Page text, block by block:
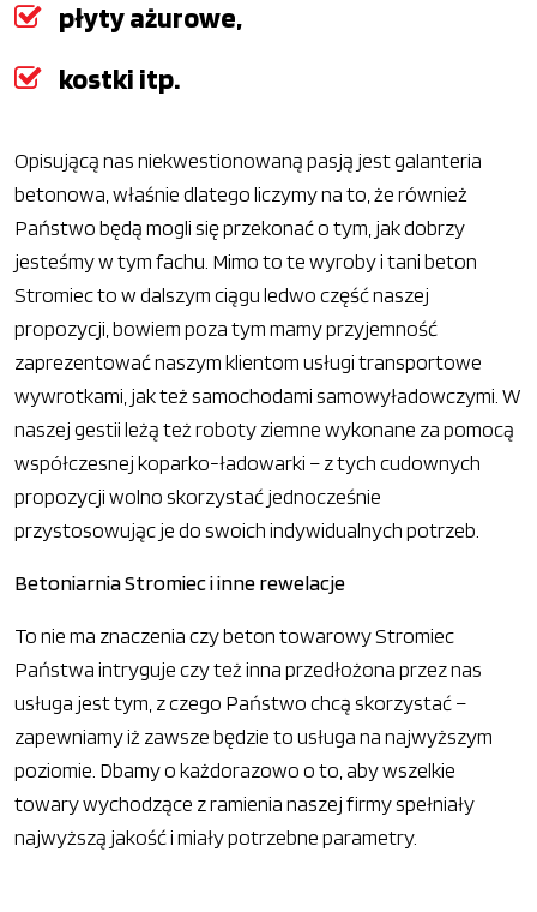
płyty ażurowe,
kostki itp.
Opisującą nas niekwestionowaną pasją jest galanteria
betonowa, właśnie dlatego liczymy na to, że również
Państwo będą mogli się przekonać o tym, jak dobrzy
jesteśmy w tym fachu. Mimo to te wyroby i tani beton
Stromiec to w dalszym ciągu ledwo część naszej
propozycji, bowiem poza tym mamy przyjemność
zaprezentować naszym klientom usługi transportowe
wywrotkami, jak też samochodami samowyładowczymi. W
naszej gestii leżą też roboty ziemne wykonane za pomocą
współczesnej koparko-ładowarki – z tych cudownych
propozycji wolno skorzystać jednocześnie
przystosowując je do swoich indywidualnych potrzeb.
Betoniarnia Stromiec i inne rewelacje
To nie ma znaczenia czy beton towarowy Stromiec
Państwa intryguje czy też inna przedłożona przez nas
usługa jest tym, z czego Państwo chcą skorzystać –
zapewniamy iż zawsze będzie to usługa na najwyższym
poziomie. Dbamy o każdorazowo o to, aby wszelkie
towary wychodzące z ramienia naszej firmy spełniały
najwyższą jakość i miały potrzebne parametry.